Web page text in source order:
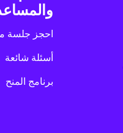
احجز جلسة
أسئلة شائعة
برنامج المنح